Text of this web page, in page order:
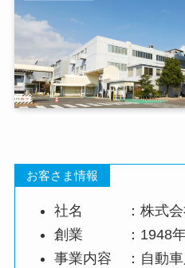
お客さま情報
社名 ：株式会
創業 ：1948
事業内容 ：自動車